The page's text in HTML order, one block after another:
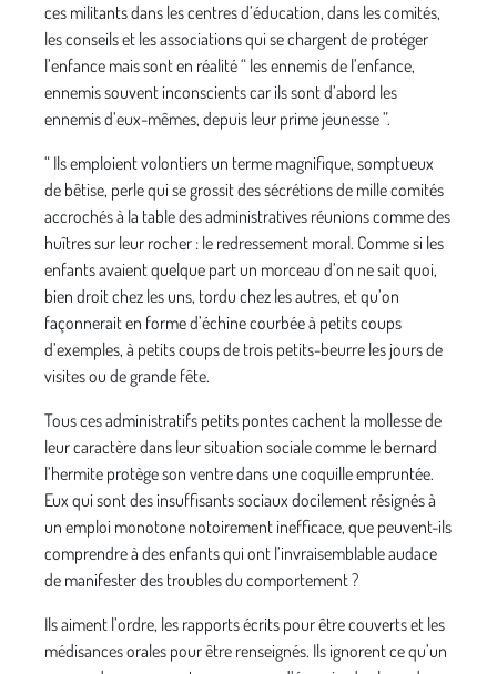
ces militants dans les centres d’éducation, dans les comités,
les conseils et les associations qui se chargent de protéger
l’enfance mais sont en réalité “ les ennemis de l’enfance,
ennemis souvent inconscients car ils sont d’abord les
ennemis d’eux-mêmes, depuis leur prime jeunesse ”.
“ Ils emploient volontiers un terme magnifique, somptueux
de bêtise, perle qui se grossit des sécrétions de mille comités
accrochés à la table des administratives réunions comme des
huîtres sur leur rocher : le redressement moral. Comme si les
enfants avaient quelque part un morceau d’on ne sait quoi,
bien droit chez les uns, tordu chez les autres, et qu’on
façonnerait en forme d’échine courbée à petits coups
d’exemples, à petits coups de trois petits-beurre les jours de
visites ou de grande fête.
Tous ces administratifs petits pontes cachent la mollesse de
leur caractère dans leur situation sociale comme le bernard
l’hermite protège son ventre dans une coquille empruntée.
Eux qui sont des insuffisants sociaux docilement résignés à
un emploi monotone notoirement inefficace, que peuvent-ils
comprendre à des enfants qui ont l’invraisemblable audace
de manifester des troubles du comportement ?
Ils aiment l’ordre, les rapports écrits pour être couverts et les
médisances orales pour être renseignés. Ils ignorent ce qu’un